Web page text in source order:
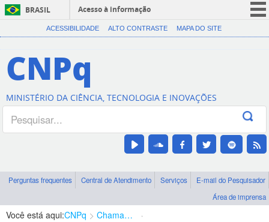
BRASIL
Acesso à informação
CORONAVÍRUS (COVID-19)
Canais
ACESSIBILIDADE ALTO CONTRASTE MAPA DO SITE
CNPq
MINISTÉRIO DA CIÊNCIA, TECNOLOGIA E INOVAÇÕES
Perguntas frequentes Central de Atendimento Serviços
E-mail do Pesquisador
Área de imprensa
Você está aqui:CNPq Chamadas